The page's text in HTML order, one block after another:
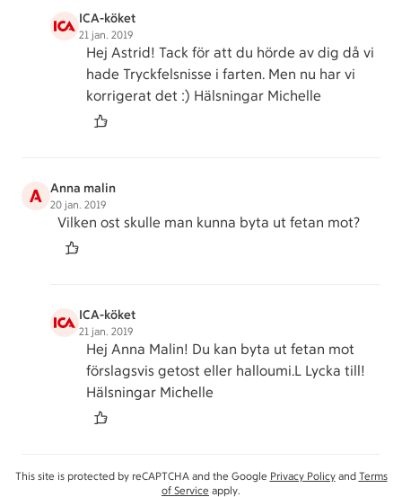
ICA-köket
21 jan. 2019
Hej Astrid! Tack för att du hörde av dig då vi
hade Tryckfelsnisse i farten. Men nu har vi
korrigerat det :) Hälsningar Michelle
A Anna malin
20 jan. 2019
Vilken ost skulle man kunna byta ut fetan mot?
ICA-köket
21 jan. 2019
Hej Anna Malin! Du kan byta ut fetan mot
förslagsvis getost eller halloumi.L Lycka till!
Hälsningar Michelle
This site is protected by reCAPTCHA and the Google Privacy Policyand Terms
of Service apply.